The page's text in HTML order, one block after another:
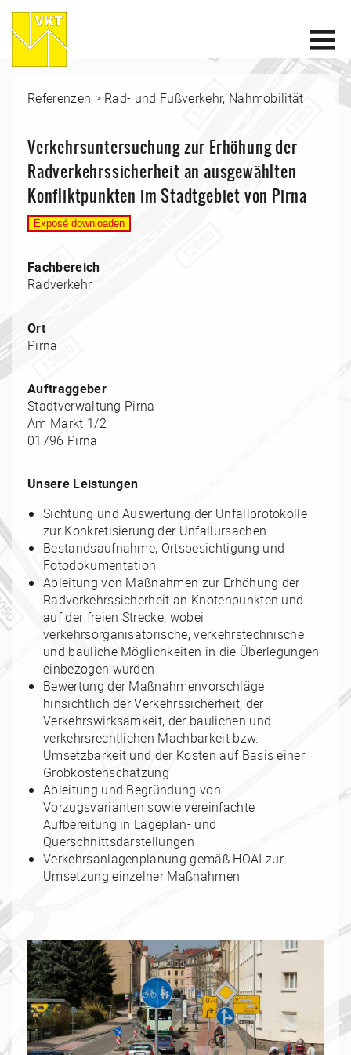
Referenzen > Rad- und Fußverkehr, Nahmobilität
Verkehrsuntersuchung zur Erhöhung der
Radverkehrssicherheit an ausgewählten
Konfliktpunkten im Stadtgebiet von Pirna
Fachbereich
Radverkehr
Ort
Pirna
Auftraggeber
Stadtverwaltung Pirna
Am Markt 1/2
01796 Pirna
Unsere Leistungen
Sichtung und Auswertung der Unfallprotokolle
zur Konkretisierung der Unfallursachen
Bestandsaufnahme, Ortsbesichtigung und
Fotodokumentation
Ableitung von Maßnahmen zur Erhöhung der
Radverkehrssicherheit an Knotenpunkten und
auf der freien Strecke, wobei
verkehrsorganisatorische, verkehrstechnische
und bauliche Möglichkeiten in die Überlegungen
einbezogen wurden
Bewertung der Maßnahmenvorschläge
hinsichtlich der Verkehrssicherheit, der
Verkehrswirksamkeit, der baulichen und
verkehrsrechtlichen Machbarkeit bzw.
Umsetzbarkeit und der Kosten auf Basis einer
Grobkostenschätzung
Ableitung und Begründung von
Vorzugsvarianten sowie vereinfachte
Aufbereitung in Lageplan- und
Querschnittsdarstellungen
Verkehrsanlagenplanung gemäß HOAI zur
Umsetzung einzelner Maßnahmen